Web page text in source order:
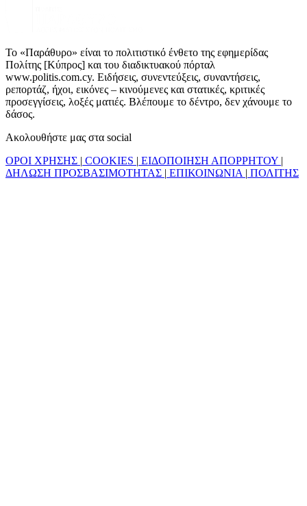
Το «Παράθυρο» είναι το πολιτιστικό ένθετο της εφημερίδας
Πολίτης [Κύπρος] και του διαδικτυακού πόρταλ
www.politis.com.cy. Ειδήσεις, συνεντεύξεις, συναντήσεις,
ρεπορτάζ, ήχοι, εικόνες – κινούμενες και στατικές, κριτικές
προσεγγίσεις, λοξές ματιές. Βλέπουμε το δέντρο, δεν χάνουμε το
δάσος.
Ακολουθήστε μας στα social
ΟΡΟΙ ΧΡΗΣΗΣ | COOKIES | ΕΙΔΟΠΟΙΗΣΗ ΑΠΟΡΡΗΤΟΥ |
ΔΗΛΩΣΗ ΠΡΟΣΒΑΣΙΜΟΤΗΤΑΣ | ΕΠΙΚΟΙΝΩΝΙΑ | ΠΟΛΙΤΗΣ